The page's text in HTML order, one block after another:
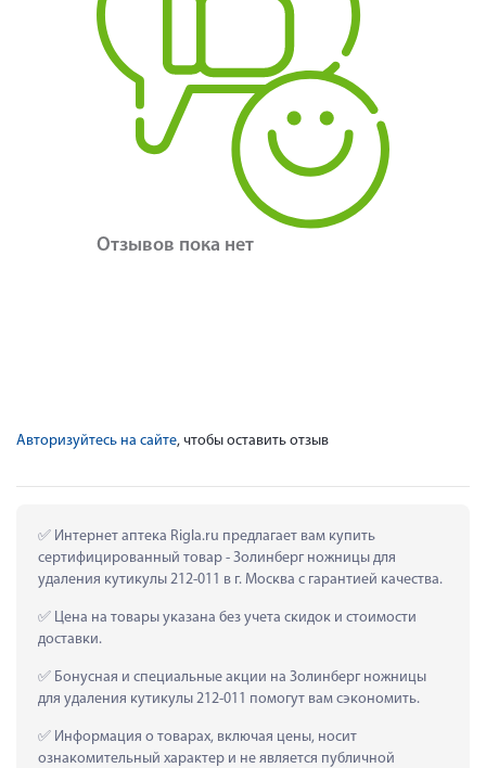
Отзывов пока нет
Авторизуйтесь на сайте, чтобы оставить отзыв
Интернет аптека Rigla.ru предлагает вам купить
сертифицированный товар - Золинберг ножницы для
удаления кутикулы 212-011 в г. Москва с гарантией качества.
Цена на товары указана без учета скидок и стоимости
доставки.
Бонусная и специальные акции на Золинберг ножницы
для удаления кутикулы 212-011 помогут вам сэкономить.
Информация о товарах, включая цены, носит
ознакомительный характер и не является публичной